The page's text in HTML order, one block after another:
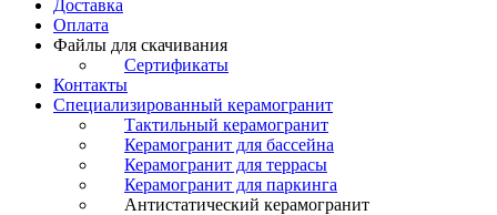
Доставка
Оплата
Файлы для скачивания
Сертификаты
Контакты
Специализированный керамогранит
Тактильный керамогранит
Керамогранит для бассейна
Керамогранит для террасы
Керамогранит для паркинга
Антистатический керамогранит